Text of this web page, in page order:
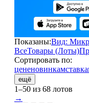
Показаны:Вид:
ВсеТовары (Лоты)
Сортировать по:
цененовинкам
ещё
1–50 из 68 лотов
→